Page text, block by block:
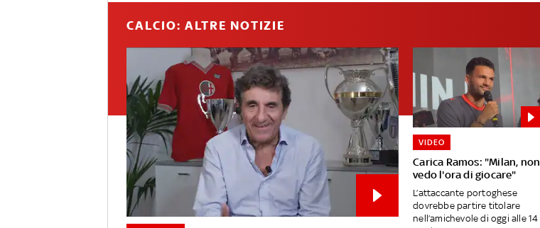
CALCIO: ALTRE NOTIZIE
Carica Ramos: "Milan, non
vedo l'ora di giocare"
VIDEO
L’attaccante portoghese
dovrebbe partire titolare
nell’amichevole di oggi alle 14